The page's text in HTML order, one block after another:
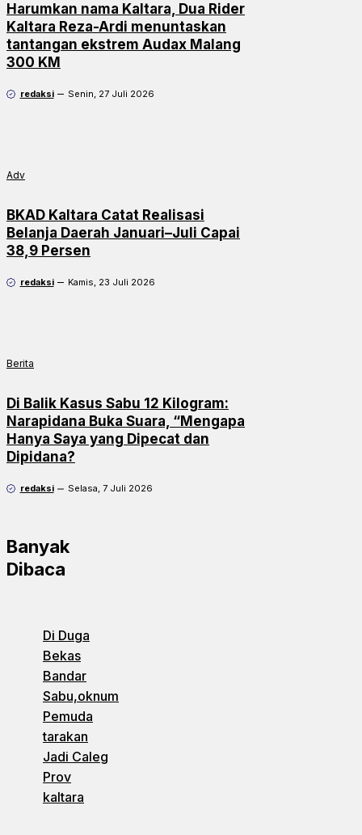
Harumkan nama Kaltara, Dua Rider
Kaltara Reza-Ardi menuntaskan
tantangan ekstrem Audax Malang
300 KM
redaksi Senin, 27 Juli 2026
Adv
BKAD Kaltara Catat Realisasi
Belanja Daerah Januari–Juli Capai
38,9 Persen
redaksi Kamis, 23 Juli 2026
Berita
Di Balik Kasus Sabu 12 Kilogram:
Narapidana Buka Suara, “Mengapa
Hanya Saya yang Dipecat dan
Dipidana?
redaksi Selasa, 7 Juli 2026
Banyak
Dibaca
Di Duga
Bekas
Bandar
Sabu,oknum
Pemuda
tarakan
Jadi Caleg
Prov
kaltara